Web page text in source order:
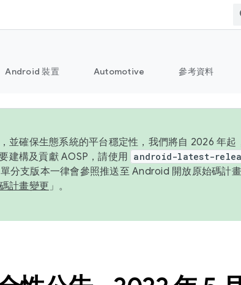
Android 裝置 Automotive 參考資料
並確保生態系統的平台穩定性，我們將自 2026 年起
建構及貢獻 AOSP，請使用 android-latest-
分支版本一律會參照推送至 Android 開放原始碼計
計畫變更 」。